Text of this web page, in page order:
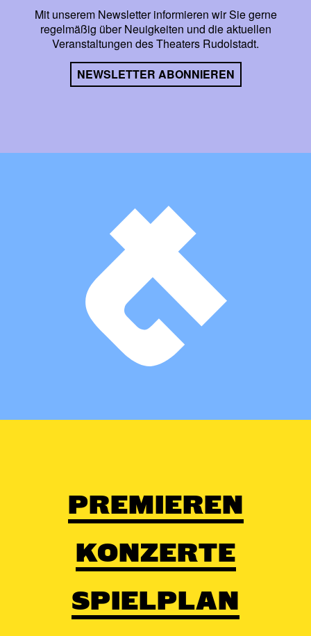
Mit unserem Newsletter informieren wir Sie gerne
regelmäßig über Neuigkeiten und die aktuellen
Veranstaltungen des Theaters Rudolstadt.
NEWSLETTER ABONNIEREN
PREMIEREN
KONZERTE
SPIELPLAN